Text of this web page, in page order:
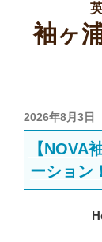
袖ヶ
投
稿
2026年8月3日
【NOVA
ーション